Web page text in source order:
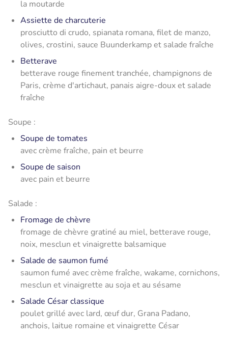
la moutarde
Assiette de charcuterie
prosciutto di crudo, spianata romana, filet de manzo,
olives, crostini, sauce Buunderkamp et salade fraîche
Betterave
betterave rouge finement tranchée, champignons de
Paris, crème d'artichaut, panais aigre-doux et salade
fraîche
Soupe :
Soupe de tomates
avec crème fraîche, pain et beurre
Soupe de saison
avec pain et beurre
Salade :
Fromage de chèvre
fromage de chèvre gratiné au miel, betterave rouge,
noix, mesclun et vinaigrette balsamique
Salade de saumon fumé
saumon fumé avec crème fraîche, wakame, cornichons,
mesclun et vinaigrette au soja et au sésame
Salade César classique
poulet grillé avec lard, œuf dur, Grana Padano,
anchois, laitue romaine et vinaigrette César